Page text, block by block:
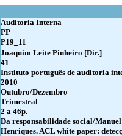
Auditoria Interna
PP
P19_11
Joaquim Leite Pinheiro [Dir.]
41
Instituto português de auditoria
2010
Outubro/Dezembro
Trimestral
2 a 46p.
Da responsabilidade social/
Henriques. ACL white paper: